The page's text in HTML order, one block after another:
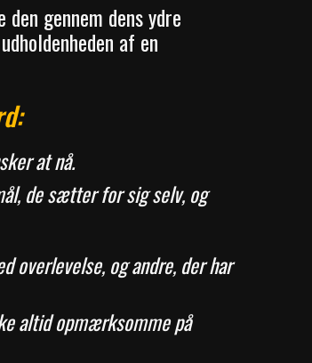
gennem dens ydre
af en
at nå.
de sætter for sig selv, og
overlevelse, og andre, der har
altid opmærksomme på